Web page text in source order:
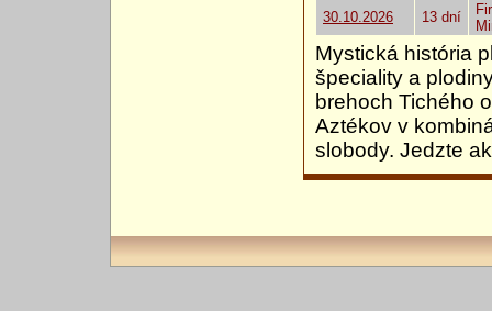
30.10.2026
13 dní
Mystická história
špeciality a
brehoch Tichého
Aztékov v
slobody. Jedzte